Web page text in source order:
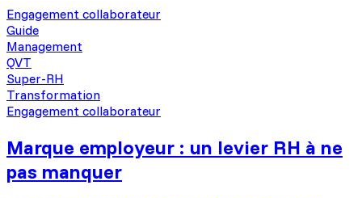
Engagement collaborateur
Guide
Management
QVT
Super-RH
Transformation
Engagement collaborateur
Marque employeur : un levier RH à ne
pas manquer